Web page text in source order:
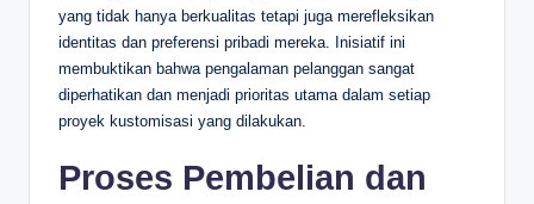
yang tidak hanya berkualitas tetapi juga merefleksikan
identitas dan preferensi pribadi mereka. Inisiatif ini
membuktikan bahwa pengalaman pelanggan sangat
diperhatikan dan menjadi prioritas utama dalam setiap
proyek kustomisasi yang dilakukan.
Proses Pembelian dan